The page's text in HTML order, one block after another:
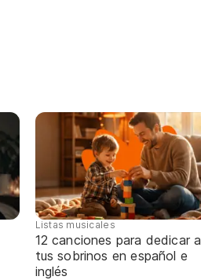
Listas musicales
12 canciones para dedicar a
tus sobrinos en español e
inglés